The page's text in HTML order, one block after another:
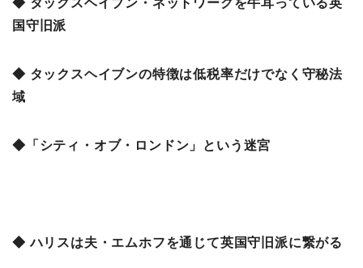
国守旧派
◆ タックスヘイブンの特徴は低税率だけでなく守秘法
域
◆「シティ・オブ・ロンドン」という迷宮
◆ ハリスは夫・エムホフを通じて英国守旧派に繋がる